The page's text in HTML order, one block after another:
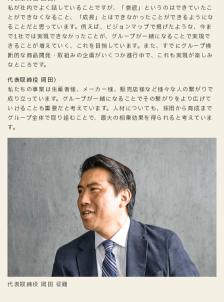
代表取締役 出口）
私が社内でよく話していることですが、「衰退」というのはできていたこ
とができなくなること、「成長」とはできなかったことができるようにな
ることだと思っています。例えば、ビジョンマップで掲げたような、今ま
で1社では実現できなかったことが、グループが一緒になることで実現で
きることが増えていく、これを目指しています。また、すでにグループ横
断的な商品開発・取組みの企画がいくつか進行中で、これも実現が楽しみ
代表取締役 岡田）
私たちの事業は生産者様、メーカー様、販売店様など様々な人の繋がりで
成り立っています。グループが一緒になることでその繋がりをより広げて
いけることも重要だと考えています。人材についても、採用から育成まで
グループ全体で取り組むことで、最大の相乗効果を得られると考えていま